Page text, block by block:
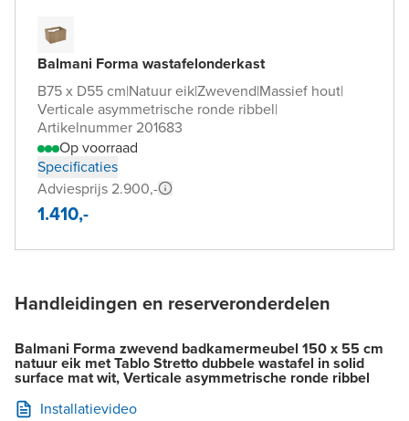
Balmani Forma wastafelonderkast
B75 x D55 cm|Natuur eik|Zwevend|Massief hout|
Verticale asymmetrische ronde ribbel|
Artikelnummer 201683
Op voorraad
Specificaties
Adviesprijs 2.900,-
1.410,-
Handleidingen en reserveronderdelen
Balmani Forma zwevend badkamermeubel 150 x 55 cm
natuur eik met Tablo Stretto dubbele wastafel in solid
surface mat wit, Verticale asymmetrische ronde ribbel
Installatievideo